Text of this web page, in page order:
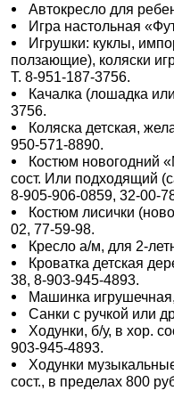
Автокресло для
Игра настольная
Игрушки: куклы,
ползающие), коляски
Т. 8-951-187-3756.
Качалка (лошадка
3756.
Коляска детская,
950-571-8890.
Костюм новогодний
сост. Или подходящий
8-905-906-0859, 32-00-
Костюм лисички
02, 77-59-98.
Кресло а/м, для 2-
Кроватка детская
38, 8-903-945-4893.
Машинка
Санки с ручкой или
Ходунки, б/у, в хор.
903-945-4893.
Ходунки
сост., в пределах 800